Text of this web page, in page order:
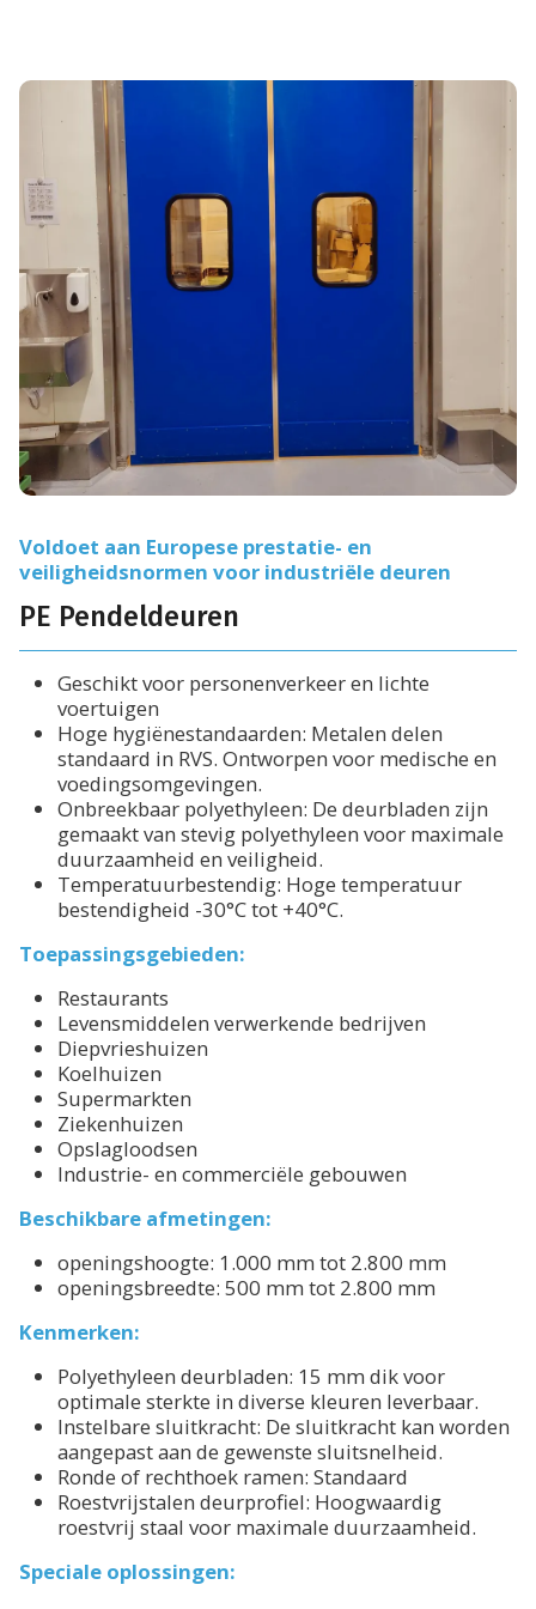
Nieuws
Dealerlogin
Contact
Voldoet aan Europese prestatie- en
veiligheidsnormen voor industriële deuren
PE Pendeldeuren
Geschikt voor personenverkeer en lichte
voertuigen
Hoge hygiënestandaarden: Metalen delen
standaard in RVS. Ontworpen voor medische en
voedingsomgevingen.
Onbreekbaar polyethyleen: De deurbladen zijn
gemaakt van stevig polyethyleen voor maximale
duurzaamheid en veiligheid.
Temperatuurbestendig: Hoge temperatuur
bestendigheid -30°C tot +40°C.
Toepassingsgebieden:
Restaurants
Levensmiddelen verwerkende bedrijven
Diepvrieshuizen
Koelhuizen
Supermarkten
Ziekenhuizen
Opslagloodsen
Industrie- en commerciële gebouwen
Beschikbare afmetingen:
openingshoogte: 1.000 mm tot 2.800 mm
openingsbreedte: 500 mm tot 2.800 mm
Kenmerken:
Polyethyleen deurbladen: 15 mm dik voor
optimale sterkte in diverse kleuren leverbaar.
Instelbare sluitkracht: De sluitkracht kan worden
aangepast aan de gewenste sluitsnelheid.
Ronde of rechthoek ramen: Standaard
Roestvrijstalen deurprofiel: Hoogwaardig
roestvrij staal voor maximale duurzaamheid.
Speciale oplossingen: